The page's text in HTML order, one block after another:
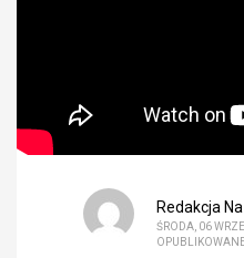
Redakcja
ŚRODA, 06